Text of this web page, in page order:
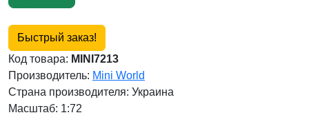
Быстрый заказ!
Код товара: MINI7213
Производитель: Mini World
Страна производителя: Украина
Масштаб: 1:72